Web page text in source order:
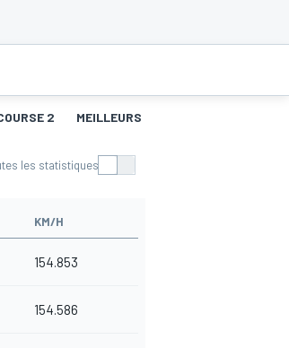
2 MEILLEURS TOURS 2
les statistiques
KM/H
154.853
154.586